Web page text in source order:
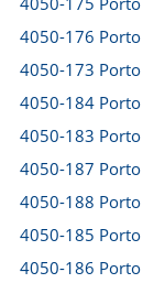
4050-176 Porto
4050-173 Porto
4050-184 Porto
4050-183 Porto
4050-187 Porto
4050-188 Porto
4050-185 Porto
4050-186 Porto